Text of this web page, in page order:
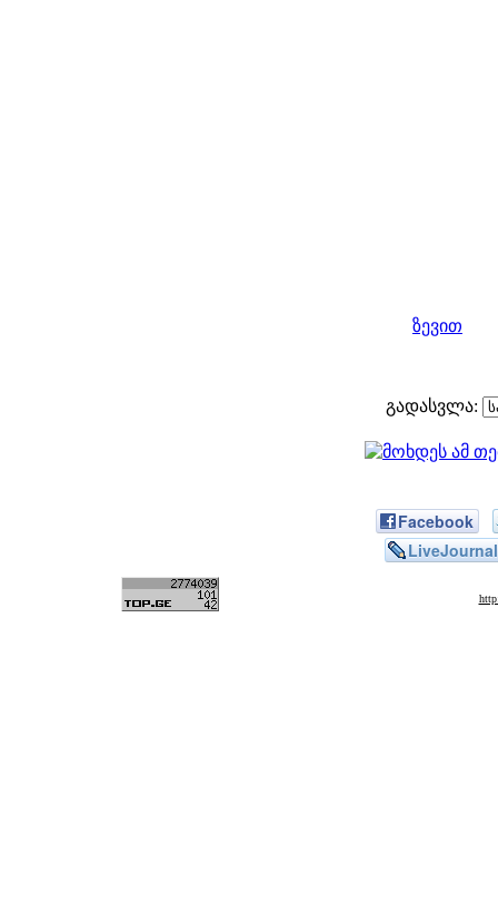
ზევით
გადასვლა:
Facebook
LiveJournal